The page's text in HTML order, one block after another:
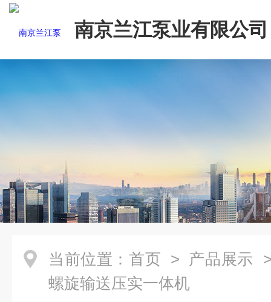
南京兰江泵业有限公司
当前位置： 首页 > 产品展示
螺旋输送压实一体机